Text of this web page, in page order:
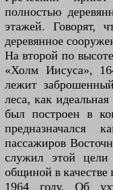
полностью
этажей. Говорят,
деревянное
На второй по
«Холм Иисуса»,
лежит
леса, как
был построен в
предназначался
пассажиров
служил этой цели
общиной в
1964 году. Об